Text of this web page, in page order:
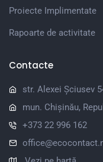
Proiecte Implimentate
Rapoarte de activitate
Contacte
str. Alexei Șciusev
mun. Chișinău,
+373 22 996 162